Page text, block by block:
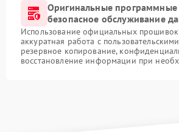
Оригинальные
безопасное обслуживание
Использование официальных
аккуратная работа с
резервное копирование,
восстановление информации при